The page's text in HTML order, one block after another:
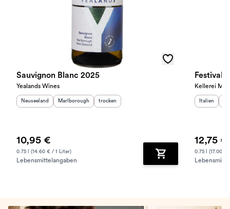
Sauvignon Blanc 2025
Yealands Wines
Herkunftsland
Neuseeland Herkunftsregion
Marlborough Geschmack
trocken
10,95 €
0.75 l (14.60 € / 1 Liter)
Lebensmittelangaben Zum Warenkorb
Festival
Kellerei
Italien
12,75 €
0.75 l (17.00 €